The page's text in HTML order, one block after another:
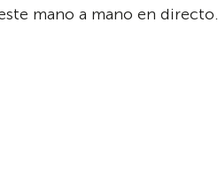
mano a mano en directo.